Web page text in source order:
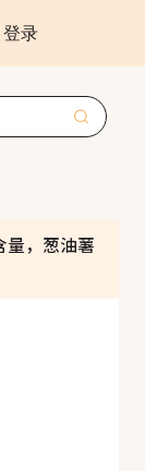
登录
量，葱油薯